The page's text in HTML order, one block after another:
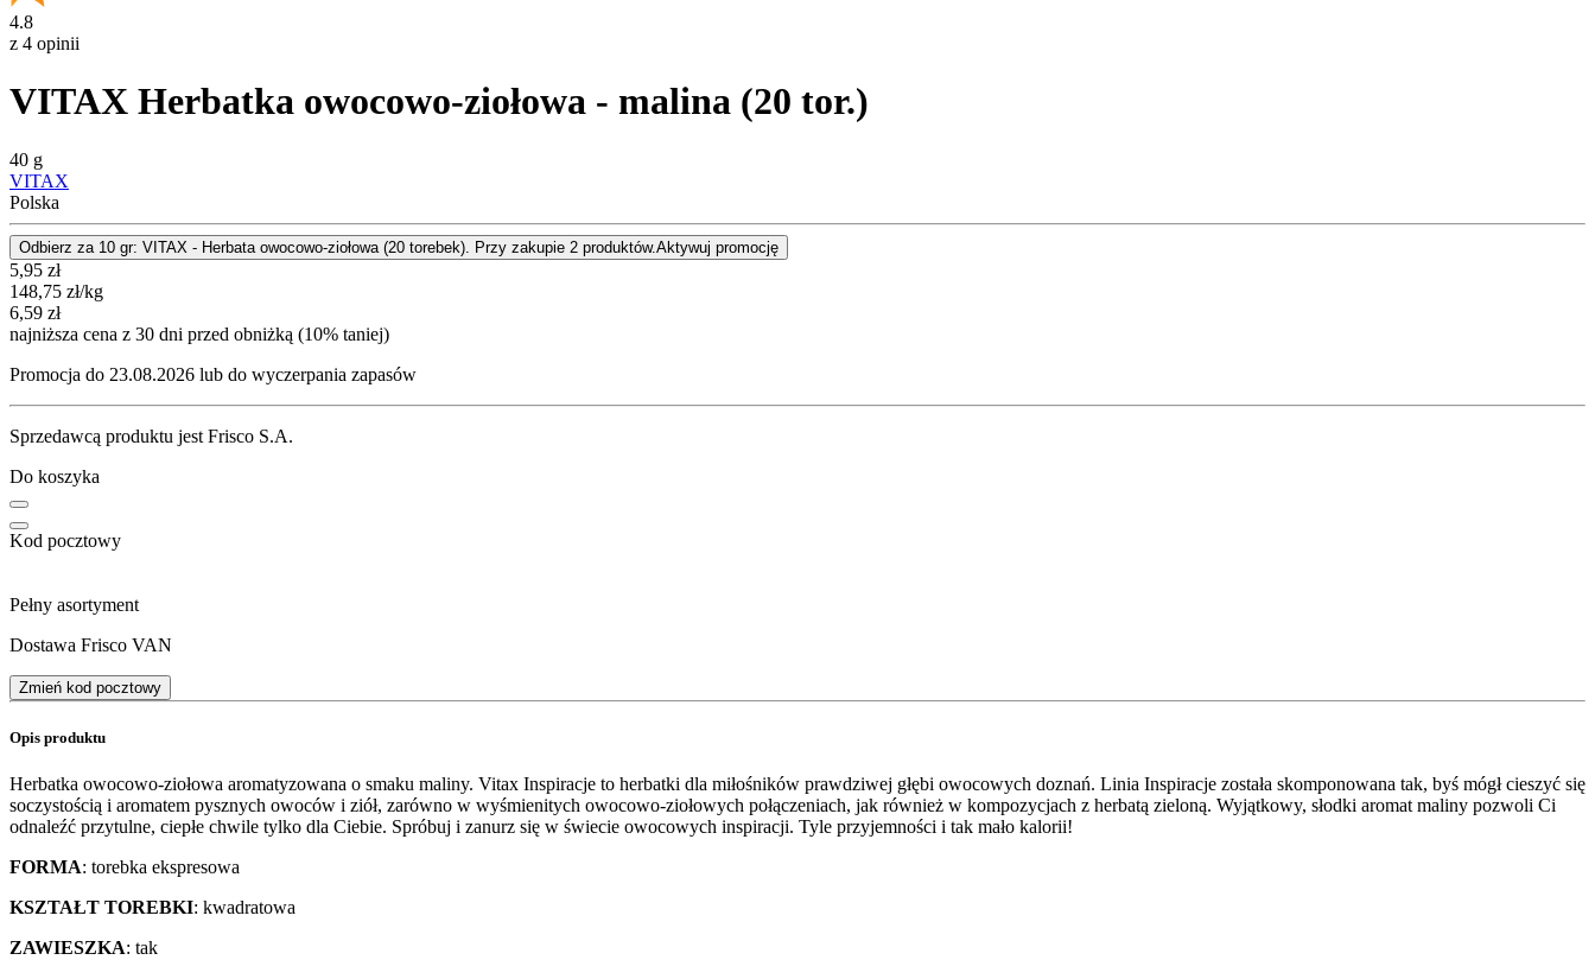
4.8
z 4 opinii
VITAX Herbatka owocowo-ziołowa - malina (20 tor.)
40 g
VITAX
Polska
Odbierz za 10 gr: VITAX - Herbata owocowo-ziołowa (20 torebek). Przy zakupie 2 produktów.Aktywuj promocję
Cena promocyjna
5,95 zł
148,75 zł/kg
6,59 zł
najniższa cena z 30 dni przed obniżką (10% taniej)
Promocja do 23.08.2026 lub do wyczerpania zapasów
Sprzedawcą produktu jest Frisco S.A.
Do koszyka
Kod pocztowy
Pełny asortyment
Dostawa Frisco VAN
Zmień kod pocztowy
Opis produktu
Herbatka owocowo-ziołowa aromatyzowana o smaku maliny. Vitax Inspiracje to herbatki dla miłośników prawdziwej głębi owocowych doznań. Linia Inspiracje została skomponowana tak, byś mógł cieszyć się
soczystością i aromatem pysznych owoców i ziół, zarówno w wyśmienitych owocowo-ziołowych połączeniach, jak również w kompozycjach z herbatą zieloną. Wyjątkowy, słodki aromat maliny pozwoli Ci
odnaleźć przytulne, ciepłe chwile tylko dla Ciebie. Spróbuj i zanurz się w świecie owocowych inspiracji. Tyle przyjemności i tak mało kalorii!
FORMA: torebka ekspresowa
KSZTAŁT TOREBKI: kwadratowa
ZAWIESZKA: tak